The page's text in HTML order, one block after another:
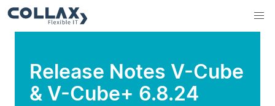
Release Notes V-Cube
& V-Cube+ 6.8.24